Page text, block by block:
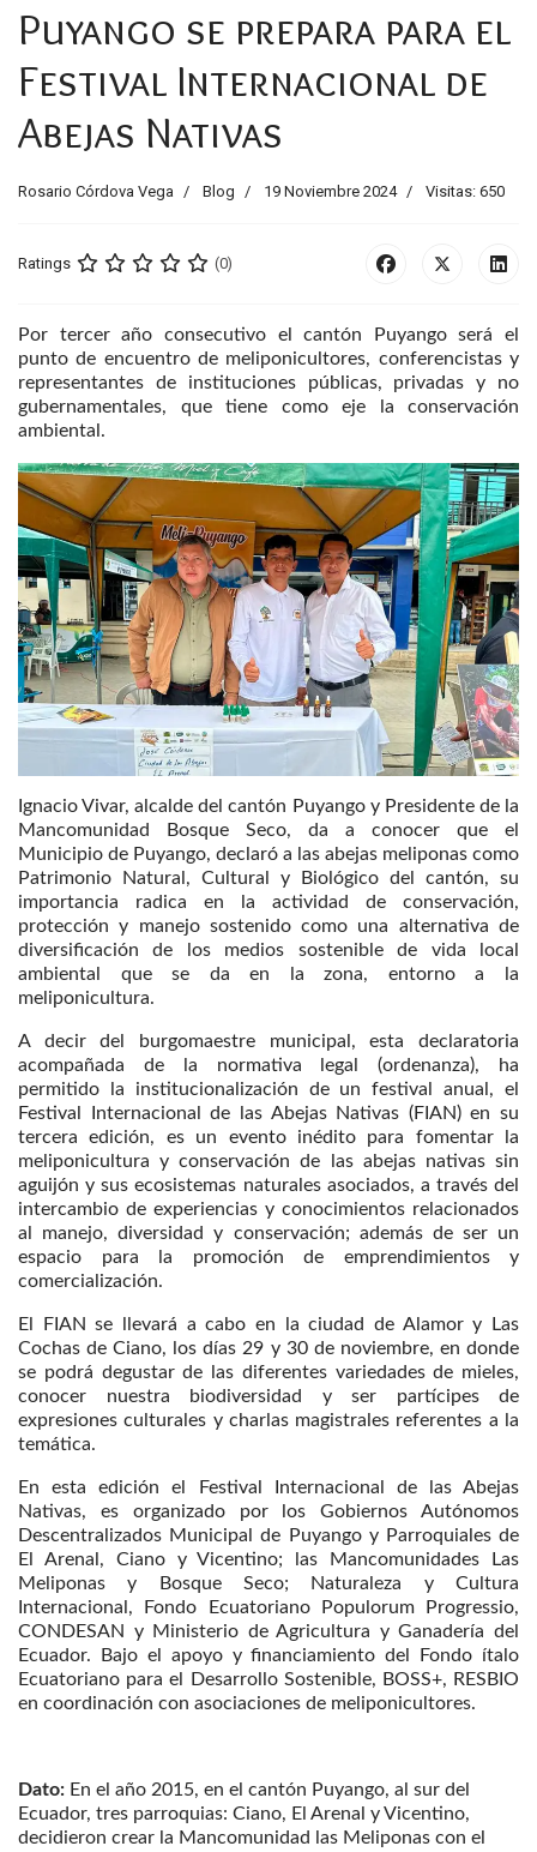
Puyango se prepara para el
Festival Internacional de
Abejas Nativas
Rosario Córdova Vega Blog 19 Noviembre 2024 Visitas: 650
Ratings (0)
Por tercer año consecutivo el cantón Puyango será el
punto de encuentro de meliponicultores, conferencistas y
representantes de instituciones públicas, privadas y no
gubernamentales, que tiene como eje la conservación
ambiental.
Ignacio Vivar, alcalde del cantón Puyango y Presidente de la
Mancomunidad Bosque Seco, da a conocer que el
Municipio de Puyango, declaró a las abejas meliponas como
Patrimonio Natural, Cultural y Biológico del cantón, su
importancia radica en la actividad de conservación,
protección y manejo sostenido como una alternativa de
diversificación de los medios sostenible de vida local
ambiental que se da en la zona, entorno a la
meliponicultura.
A decir del burgomaestre municipal, esta declaratoria
acompañada de la normativa legal (ordenanza), ha
permitido la institucionalización de un festival anual, el
Festival Internacional de las Abejas Nativas (FIAN) en su
tercera edición, es un evento inédito para fomentar la
meliponicultura y conservación de las abejas nativas sin
aguijón y sus ecosistemas naturales asociados, a través del
intercambio de experiencias y conocimientos relacionados
al manejo, diversidad y conservación; además de ser un
espacio para la promoción de emprendimientos y
comercialización.
El FIAN se llevará a cabo en la ciudad de Alamor y Las
Cochas de Ciano, los días 29 y 30 de noviembre, en donde
se podrá degustar de las diferentes variedades de mieles,
conocer nuestra biodiversidad y ser partícipes de
expresiones culturales y charlas magistrales referentes a la
temática.
En esta edición el Festival Internacional de las Abejas
Nativas, es organizado por los Gobiernos Autónomos
Descentralizados Municipal de Puyango y Parroquiales de
El Arenal, Ciano y Vicentino; las Mancomunidades Las
Meliponas y Bosque Seco; Naturaleza y Cultura
Internacional, Fondo Ecuatoriano Populorum Progressio,
CONDESAN y Ministerio de Agricultura y Ganadería del
Ecuador. Bajo el apoyo y financiamiento del Fondo ítalo
Ecuatoriano para el Desarrollo Sostenible, BOSS+, RESBIO
en coordinación con asociaciones de meliponicultores.
Dato: En el año 2015, en el cantón Puyango, al sur del
Ecuador, tres parroquias: Ciano, El Arenal y Vicentino,
decidieron crear la Mancomunidad las Meliponas con el